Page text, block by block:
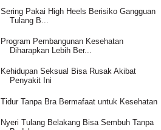
Sering Pakai High Heels Berisiko Gangguan
Tulang B...
Program Pembangunan Kesehatan
Diharapkan Lebih Ber...
Kehidupan Seksual Bisa Rusak Akibat
Penyakit Ini
Tidur Tanpa Bra Bermafaat untuk Kesehatan
Nyeri Tulang Belakang Bisa Sembuh Tanpa